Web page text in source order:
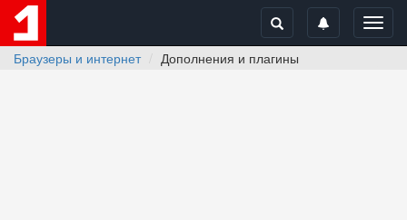
Браузеры и интернет
Дополнения и плагины